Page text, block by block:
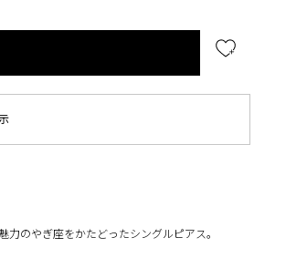
のやぎ座をかたどったシングルピアス。